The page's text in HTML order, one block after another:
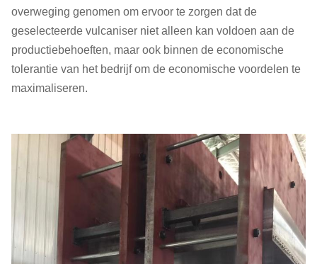
overweging genomen om ervoor te zorgen dat de
geselecteerde vulcaniser niet alleen kan voldoen aan de
productiebehoeften, maar ook binnen de economische
tolerantie van het bedrijf om de economische voordelen te
maximaliseren.